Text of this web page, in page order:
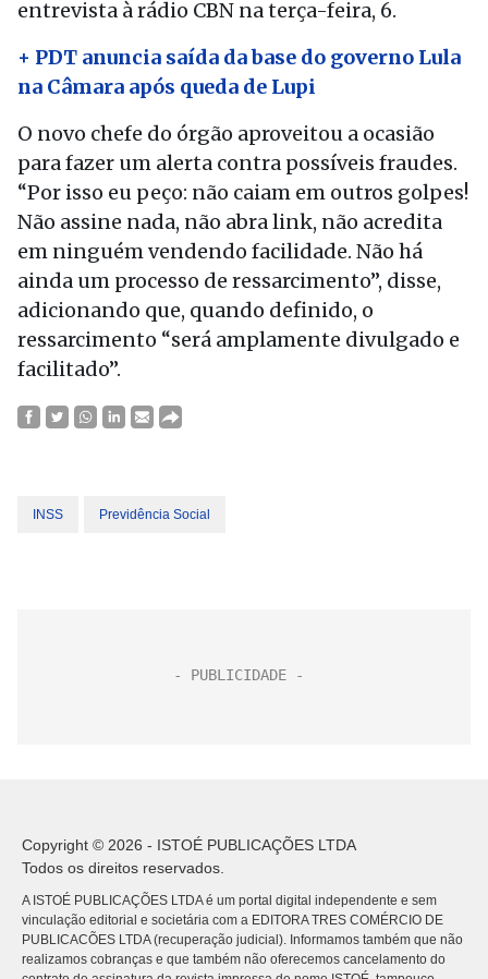
entrevista à rádio CBN na terça-feira, 6.
+ PDT anuncia saída da base do governo Lula
na Câmara após queda de Lupi
O novo chefe do órgão aproveitou a ocasião
para fazer um alerta contra possíveis fraudes.
“Por isso eu peço: não caiam em outros golpes!
Não assine nada, não abra link, não acredita
em ninguém vendendo facilidade. Não há
ainda um processo de ressarcimento”, disse,
adicionando que, quando definido, o
ressarcimento “será amplamente divulgado e
facilitado”.
INSS Previdência Social
Copyright © 2026 - ISTOÉ PUBLICAÇÕES LTDA
Todos os direitos reservados.
A ISTOÉ PUBLICAÇÕES LTDA é um portal digital independente e sem
vinculação editorial e societária com a EDITORA TRES COMÉRCIO DE
PUBLICACÕES LTDA (recuperação judicial). Informamos também que não
realizamos cobranças e que também não oferecemos cancelamento do